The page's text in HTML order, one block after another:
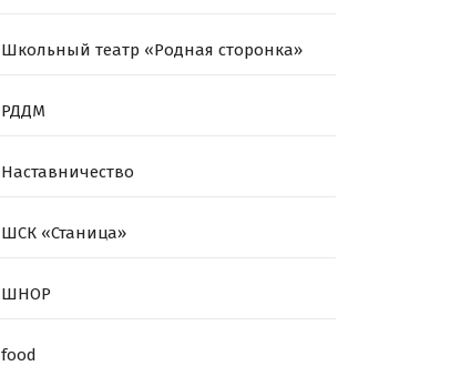
Школьный театр «Родная сторонка»
РДДМ
Наставничество
ШСК «Станица»
ШНОР
food